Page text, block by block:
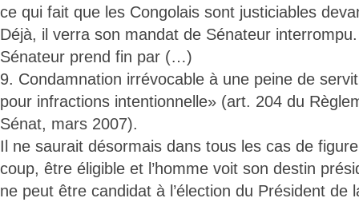
ce qui fait que les Congolais sont justiciables
Déjà, il verra son mandat de Sénateur
Sénateur prend fin par (…)
9. Condamnation irrévocable à une peine de
pour infractions intentionnelle» (art. 204 du
Sénat, mars 2007).
Il ne saurait désormais dans tous les cas de
coup, être éligible et l’homme voit son destin
ne peut être candidat à l’élection du Président de